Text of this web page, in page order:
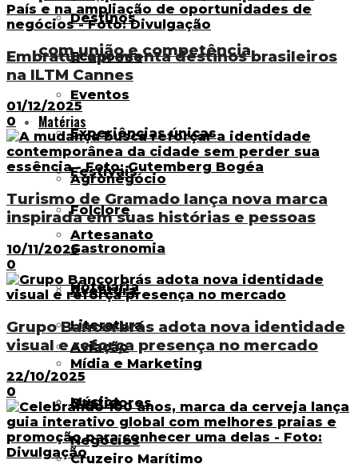
Destinos
Economia
Eventos
Experiências únicas
Festivais
Folclore
Gastronomia
Hotelaria
Literatura
Mídia e Marketing
Música
Negócios
com união e competência
Matérias
Agronegócio
Artesanato
Aventura
Aviação
Bastidores
Cruzeiro Marítimo
Embratur apresenta destinos brasileiros
na ILTM Cannes
01/12/2025
0
Turismo de Gramado lança nova marca
inspirada em suas histórias e pessoas
10/11/2025
0
Grupo Bancorbrás adota nova identidade
visual e reforça presença no mercado
22/10/2025
0